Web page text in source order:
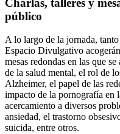
público
A lo largo de la jornada,
Espacio Divulgativo
mesas redondas en las que
de la salud mental, el rol de
Alzheimer, el papel de las
impacto de la pornografía en
acercamiento a diversos
ansiedad, el trastorno
suicida, entre otros.